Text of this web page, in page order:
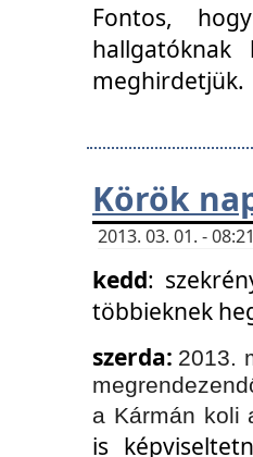
Fontos,
meghirdetjük.
Körök
2013. 03. 01. -
kedd:
többieknek
szerda: 2013.
a Kármán koli
is